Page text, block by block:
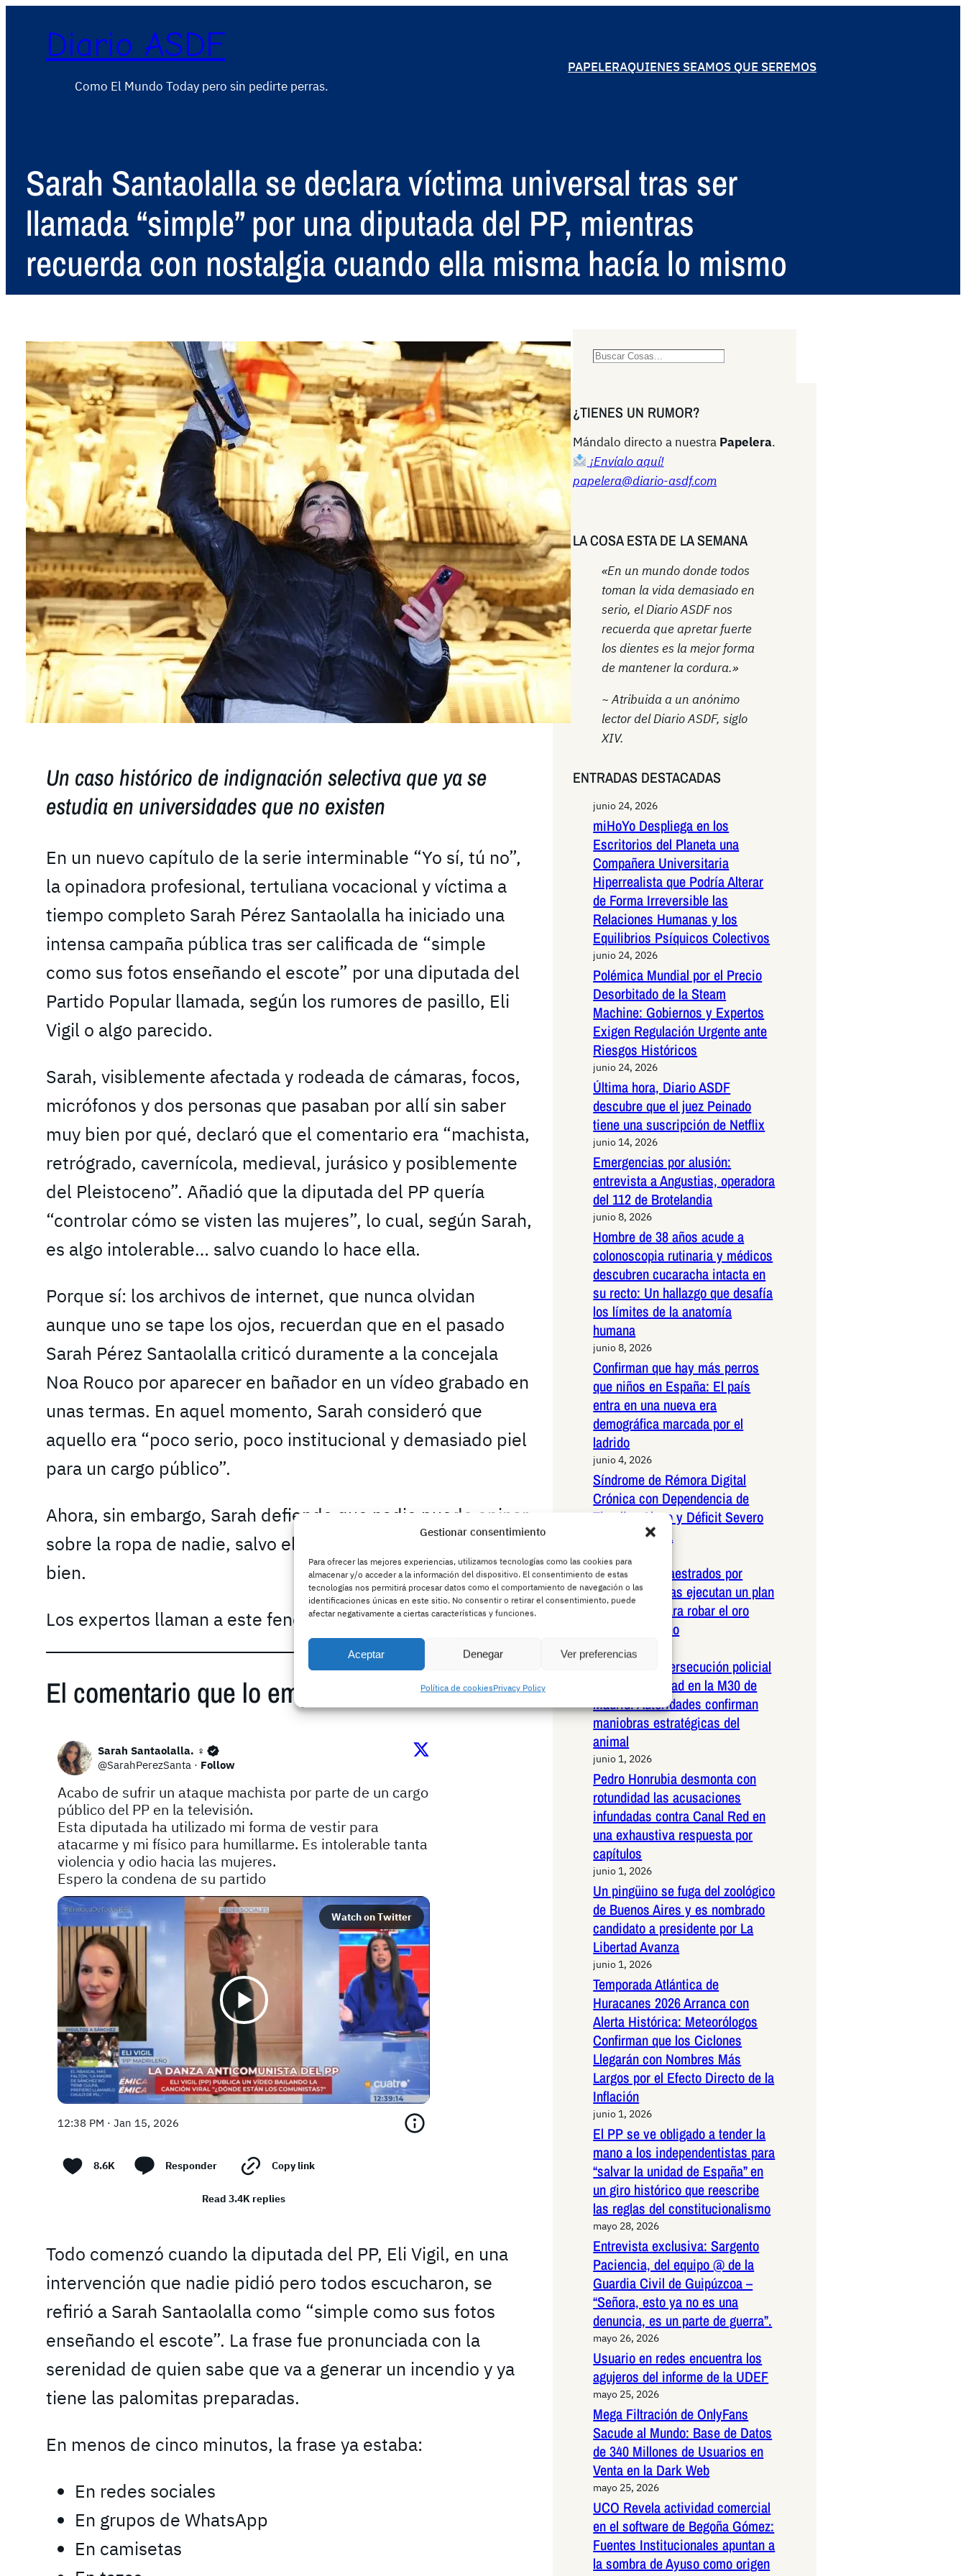
Gestionar consentimiento
Para ofrecer las mejores experiencias, utilizamos tecnologías como las cookies para
almacenar y/o acceder a la información del dispositivo. El consentimiento de estas
tecnologías nos permitirá procesar datos como el comportamiento de navegación o las
identificaciones únicas en este sitio. No consentir o retirar el consentimiento, puede
afectar negativamente a ciertas características y funciones.
Aceptar Denegar Ver preferencias
Política de cookiesPrivacy Policy
Diario ASDF
Como El Mundo Today pero sin pedirte perras.
PAPELERAQUIENES SEAMOS QUE SEREMOS
Sarah Santaolalla se declara víctima universal tras ser
llamada “simple” por una diputada del PP, mientras
recuerda con nostalgia cuando ella misma hacía lo mismo
Un caso histórico de indignación selectiva que ya se
estudia en universidades que no existen
En un nuevo capítulo de la serie interminable “Yo sí, tú no”,
la opinadora profesional, tertuliana vocacional y víctima a
tiempo completo Sarah Pérez Santaolalla ha iniciado una
intensa campaña pública tras ser calificada de “simple
como sus fotos enseñando el escote” por una diputada del
Partido Popular llamada, según los rumores de pasillo, Eli
Vigil o algo parecido.
Sarah, visiblemente afectada y rodeada de cámaras, focos,
micrófonos y dos personas que pasaban por allí sin saber
muy bien por qué, declaró que el comentario era “machista,
retrógrado, cavernícola, medieval, jurásico y posiblemente
del Pleistoceno”. Añadió que la diputada del PP quería
“controlar cómo se visten las mujeres”, lo cual, según Sarah,
es algo intolerable… salvo cuando lo hace ella.
Porque sí: los archivos de internet, que nunca olvidan
aunque uno se tape los ojos, recuerdan que en el pasado
Sarah Pérez Santaolalla criticó duramente a la concejala
Noa Rouco por aparecer en bañador en un vídeo grabado en
unas termas. En aquel momento, Sarah consideró que
aquello era “poco serio, poco institucional y demasiado piel
para un cargo público”.
Ahora, sin embargo, Sarah defiende que nadie puede opinar
sobre la ropa de nadie, salvo ella misma cuando le venga
bien.
Los expertos llaman a este fenómeno “coherencia líquida”.
El comentario que lo empezó todo
Sarah Santaolalla. ♀
@SarahPerezSanta · Follow
Acabo de sufrir un ataque machista por parte de un cargo
público del PP en la televisión.
Esta diputada ha utilizado mi forma de vestir para
atacarme y mi físico para humillarme. Es intolerable tanta
violencia y odio hacia las mujeres.
Espero la condena de su partido
Watch on Twitter
12:38 PM · Jan 15, 2026
8.6K Responder Copy link
Read 3.4K replies
Todo comenzó cuando la diputada del PP, Eli Vigil, en una
intervención que nadie pidió pero todos escucharon, se
refirió a Sarah Santaolalla como “simple como sus fotos
enseñando el escote”. La frase fue pronunciada con la
serenidad de quien sabe que va a generar un incendio y ya
tiene las palomitas preparadas.
En menos de cinco minutos, la frase ya estaba:
En redes sociales
En grupos de WhatsApp
En camisetas
S
r
h
¿TIENES UN RUMOR?
Mándalo directo a nuestra Papelera.
¡Envíalo aquí!
papelera@diario-asdf.com
LA COSA ESTA DE LA SEMANA
«En un mundo donde todos
toman la vida demasiado en
serio, el Diario ASDF nos
recuerda que apretar fuerte
los dientes es la mejor forma
de mantener la cordura.»
~ Atribuida a un anónimo
lector del Diario ASDF, siglo
XIV.
ENTRADAS DESTACADAS
junio 24, 2026
miHoYo Despliega en los
Escritorios del Planeta una
Compañera Universitaria
Hiperrealista que Podría Alterar
de Forma Irreversible las
Relaciones Humanas y los
Equilibrios Psíquicos Colectivos
junio 24, 2026
Polémica Mundial por el Precio
Desorbitado de la Steam
Machine: Gobiernos y Expertos
Exigen Regulación Urgente ante
Riesgos Históricos
junio 24, 2026
Última hora, Diario ASDF
descubre que el juez Peinado
tiene una suscripción de Netflix
junio 14, 2026
Emergencias por alusión:
entrevista a Angustias, operadora
del 112 de Brotelandia
junio 8, 2026
Hombre de 38 años acude a
colonoscopia rutinaria y médicos
descubren cucaracha intacta en
su recto: Un hallazgo que desafía
los límites de la anatomía
humana
junio 8, 2026
Confirman que hay más perros
que niños en España: El país
entra en una nueva era
demográfica marcada por el
ladrido
junio 4, 2026
Síndrome de Rémora Digital
Crónica con Dependencia de
Timeline Ajeno y Déficit Severo
de Vida Propia
Periquitos amaestrados por
redes Españolas ejecutan un plan
sistemático para robar el oro
latinoamericano
junio 2, 2026
Jabalí lidera persecución policial
de alta velocidad en la M30 de
Madrid: Autoridades confirman
maniobras estratégicas del
animal
junio 1, 2026
Pedro Honrubia desmonta con
rotundidad las acusaciones
infundadas contra Canal Red en
una exhaustiva respuesta por
capítulos
junio 1, 2026
Un pingüino se fuga del zoológico
de Buenos Aires y es nombrado
candidato a presidente por La
Libertad Avanza
junio 1, 2026
Temporada Atlántica de
Huracanes 2026 Arranca con
Alerta Histórica: Meteorólogos
Confirman que los Ciclones
Llegarán con Nombres Más
Largos por el Efecto Directo de la
Inflación
junio 1, 2026
El PP se ve obligado a tender la
mano a los independentistas para
“salvar la unidad de España” en
un giro histórico que reescribe
las reglas del constitucionalismo
mayo 28, 2026
Entrevista exclusiva: Sargento
Paciencia, del equipo @ de la
Guardia Civil de Guipúzcoa –
“Señora, esto ya no es una
denuncia, es un parte de guerra”.
mayo 26, 2026
Usuario en redes encuentra los
agujeros del informe de la UDEF
mayo 25, 2026
Mega Filtración de OnlyFans
Sacude al Mundo: Base de Datos
de 340 Millones de Usuarios en
Venta en la Dark Web
mayo 25, 2026
UCO Revela actividad comercial
en el software de Begoña Gómez:
Fuentes Institucionales apuntan a
la sombra de Ayuso como origen